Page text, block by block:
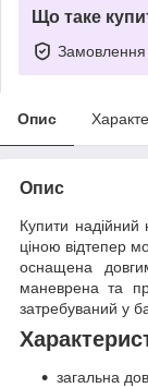
Що таке
Замовлення
Опис
Опис
Купити надійний
ціною відтепер
оснащена
маневрена та
затребуваний у
загальна